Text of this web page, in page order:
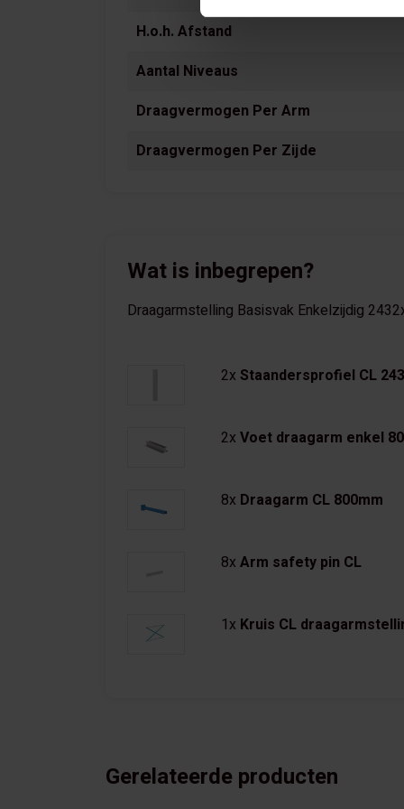
H.o.h. Afstand
Aantal Niveaus
Draagvermogen Per Arm
Draagvermogen Per Zijde
Wat is inbegrepen?
Draagarmstelling Basisvak Enkelzijdig
2x Staandersprofiel CL
2x Voet draagarm enkel
8x Draagarm CL 800mm
8x Arm safety pin CL
1x Kruis CL
Gerelateerde producten